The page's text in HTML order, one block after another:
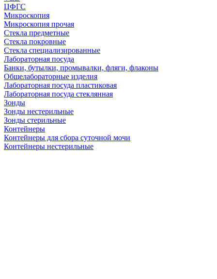
ЦФГС
Микроскопия
Микроскопия прочая
Стекла предметные
Стекла покровные
Стекла специализированные
Лабораторная посуда
Банки, бутылки, промывалки, фляги, флаконы
Общелабораторные изделия
Лабораторная посуда пластиковая
Лабораторная посуда стеклянная
Зонды
Зонды нестерильные
Зонды стерильные
Контейнеры
Контейнеры для сбора суточной мочи
Контейнеры нестерильные